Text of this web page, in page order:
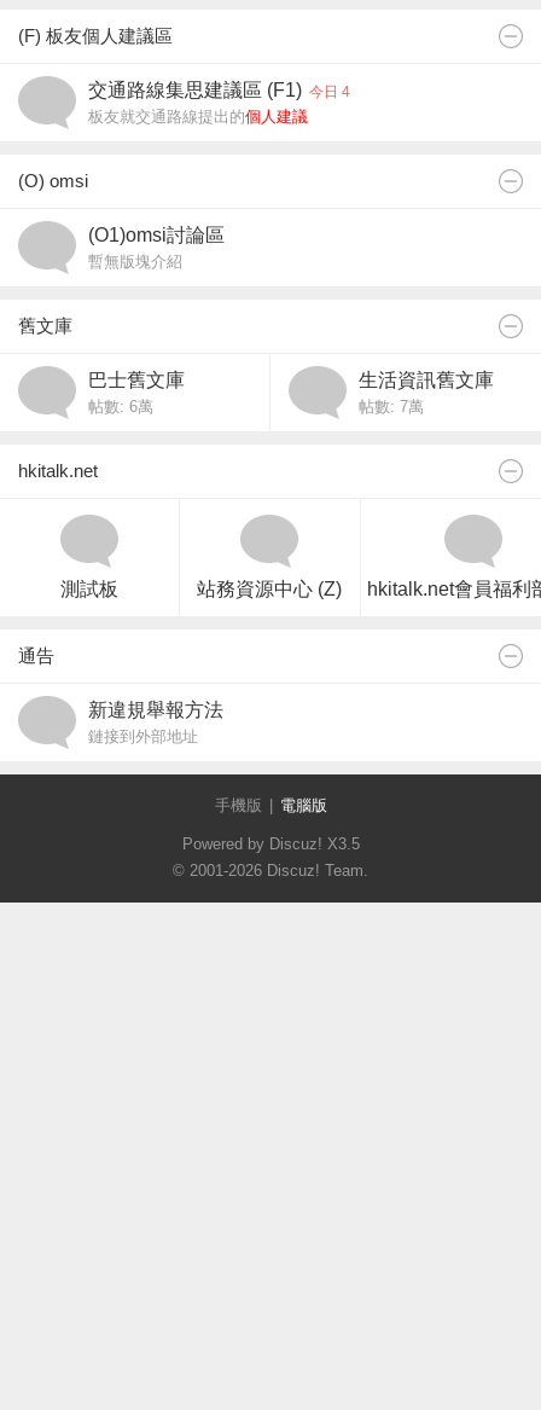
(F) 板友個人建議區
交通路線集思建議區 (F1) 今日 4
板友就交通路線提出的個人建議
(O) omsi
(O1)omsi討論區
暫無版塊介紹
舊文庫
巴士舊文庫
帖數: 6萬
生活資訊舊文庫
帖數: 7萬
hkitalk.net
測試板 站務資源中心 (Z) hkitalk.net會員福利
通告
新違規舉報方法
鏈接到外部地址
手機版 電腦版
Powered by Discuz! X3.5
© 2001-2026 Discuz! Team.